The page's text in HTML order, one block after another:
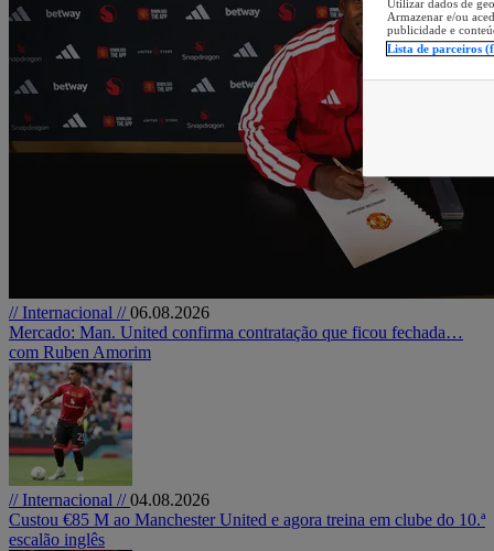
// Internacional //06.08.2026
Mercado: Man. United confirma contratação que ficou fechada…
com Ruben Amorim
// Internacional //04.08.2026
Custou €85 M ao Manchester United e agora treina em clube do 10.ª
escalão inglês
Utilizar dados de
Armazenar e/ou
publicidade e
Lista de parceiros